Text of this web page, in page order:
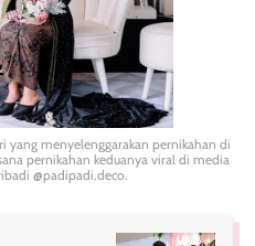
yang menyelenggarakan pernikahan di
pernikahan keduanya viral di media
@padipadi.deco.